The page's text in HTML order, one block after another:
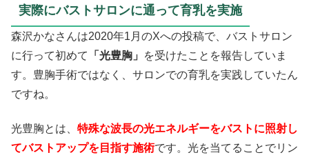
実際にバストサロンに通って育乳を実施
森沢かなさんは2020年1月のXへの投稿で、バストサロン
に行って初めて
「光豊胸」
を受けたことを報告していま
す。豊胸手術ではなく、サロンでの育乳を実践していたん
ですね。
光豊胸とは、 特殊な波長の光エネルギーをバストに照射し
てバストアップを目指す施術です。光を当てることでリン